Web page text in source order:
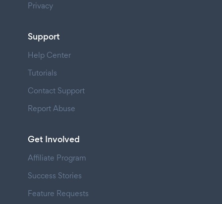
Privacy
Support
Help Center
Tutorials
Contact Support
Report Abuse
Get Involved
Affiliate Program
Success Stories
Feature Requests